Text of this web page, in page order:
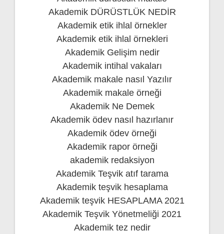
Akademik DÜRÜSTLÜK NEDİR
Akademik etik ihlal örnekler
Akademik etik ihlal örnekleri
Akademik Gelişim nedir
Akademik intihal vakaları
Akademik makale nasıl Yazılır
Akademik makale örneği
Akademik Ne Demek
Akademik ödev nasıl hazırlanır
Akademik ödev örneği
Akademik rapor örneği
akademik redaksiyon
Akademik Teşvik atıf tarama
Akademik teşvik hesaplama
Akademik teşvik HESAPLAMA 2021
Akademik Teşvik Yönetmeliği 2021
Akademik tez nedir